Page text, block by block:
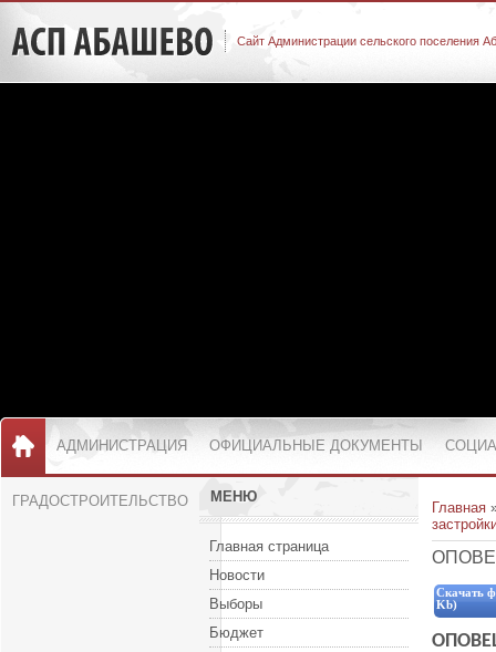
Сайт Администрации сельского поселения
АДМИНИСТРАЦИЯ ОФИЦИАЛЬНЫЕ ДОКУМЕНТЫ
ГРАДОСТРОИТЕЛЬСТВО МЕНЮ
Главная страница
Новости
Выборы
Бюджет
Главная
Скачать
Kb)